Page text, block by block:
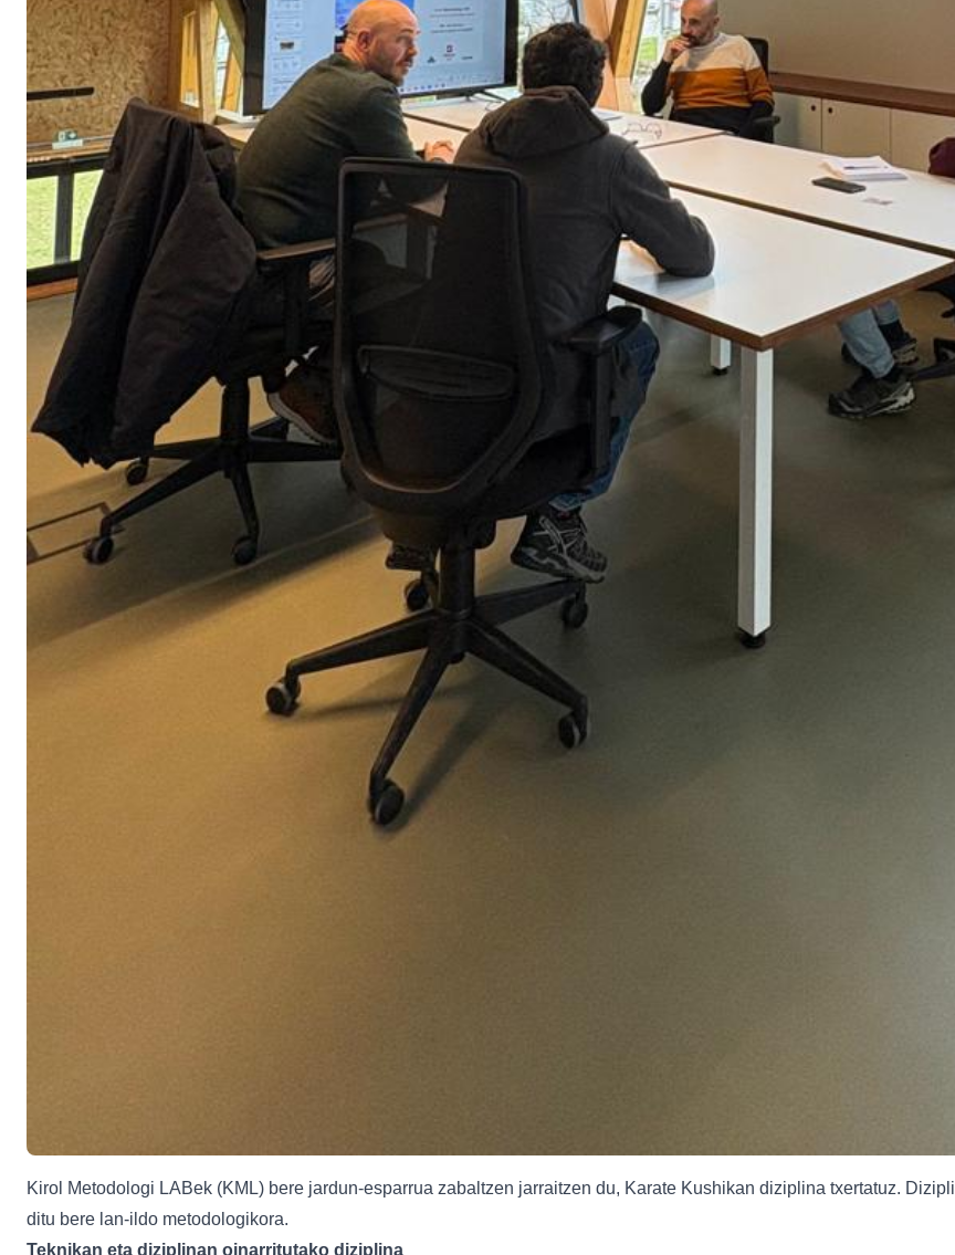
Kirol Metodologi LABek (KML) bere jardun-esparrua zabaltzen jarraitzen du, Karate Kushikan diziplina txertatuz.
ditu bere lan-ildo metodologikora.
Teknikan eta diziplinan oinarritutako diziplina